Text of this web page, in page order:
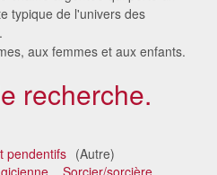
typique de l'univers des
aux femmes et aux enfants.
recherche.
pendentifs (Autre)
Sorcier/sorcière